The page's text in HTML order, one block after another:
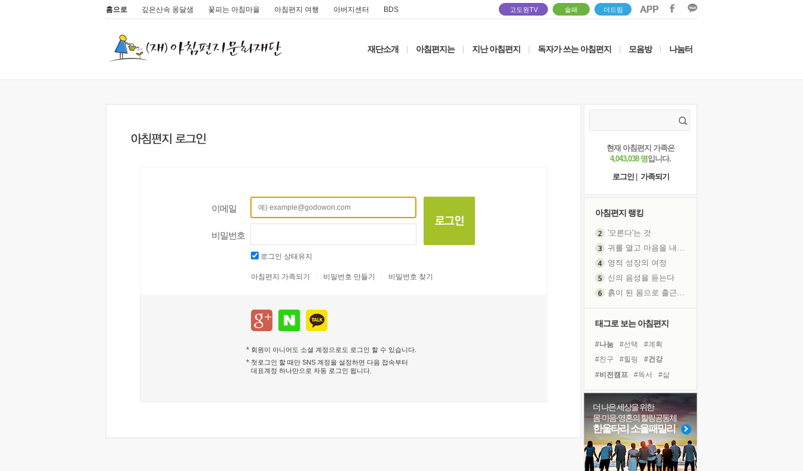
홈으로 깊은산속 옹달샘 꽃피는 아침마을 아침편지 여행 아버지센터 BDS 고도원TV 솔패 더드림
재단소개 아침편지는 지난 아침편지 독자가 쓰는 아침편지 모음방 나눔터
이메일
비밀번호
로그인 상태유지
아침편지 가족되기 비밀번호 만들기 비밀번호 찾기
회원이 아니어도 소셜 계정으로도 로그인 할 수 있습니다.
첫로그인 할 때만 SNS 계정을 설정하면 다음 접속부터
대표계정 하나만으로 자동 로그인 됩니다
현재 아침편지 가족은
4,043,038 명입니다.
로그인
가족되기
아침편지 랭킹
영적 성장의 여정
신의 음성을 듣는다
극과 극의 양 끝단
처음 손을 잡았던 날
꿈이 실제가 되는 것
'말 타는 법'을 먼저
아픈 아버지를 위한 공간 설계
슬럼프
보고 싶은 어머니
유년 시절의 부산 영도 바다
태그로 보는 아침편지
#나눔 #선택
#계획
#친구
#힐링
#건강
#비전캠프
#독서
#삶
#면역력
#아이들
#다짐
#극복
#위기
#링컨학교
#독서캠프
#리더
#경험
#희망
#바이러스 #도움
더 나은 세상을 위한
몸·마음·영혼의 힐링공동체
한울타리 소울패밀리